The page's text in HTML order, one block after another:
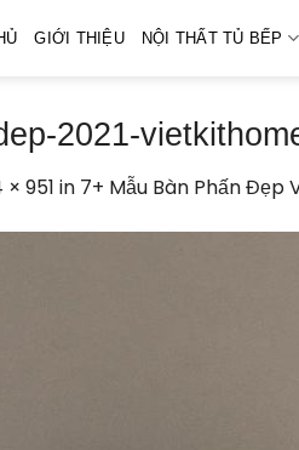
GIỚI THIỆU NỘI THẤT TỦ BẾP
2021-
951 in 7+ Mẫu Bàn Phấn Đẹp